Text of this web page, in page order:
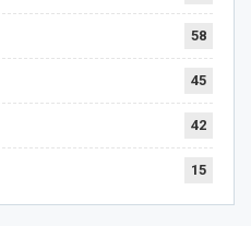
58
45
42
15